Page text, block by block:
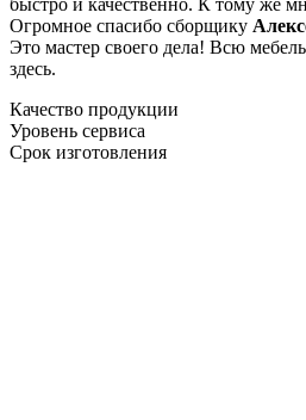
Огромное спасибо сборщику
Это мастер своего дела! Всю мебель
здесь.
Качество продукции
Уровень сервиса
Срок изготовления